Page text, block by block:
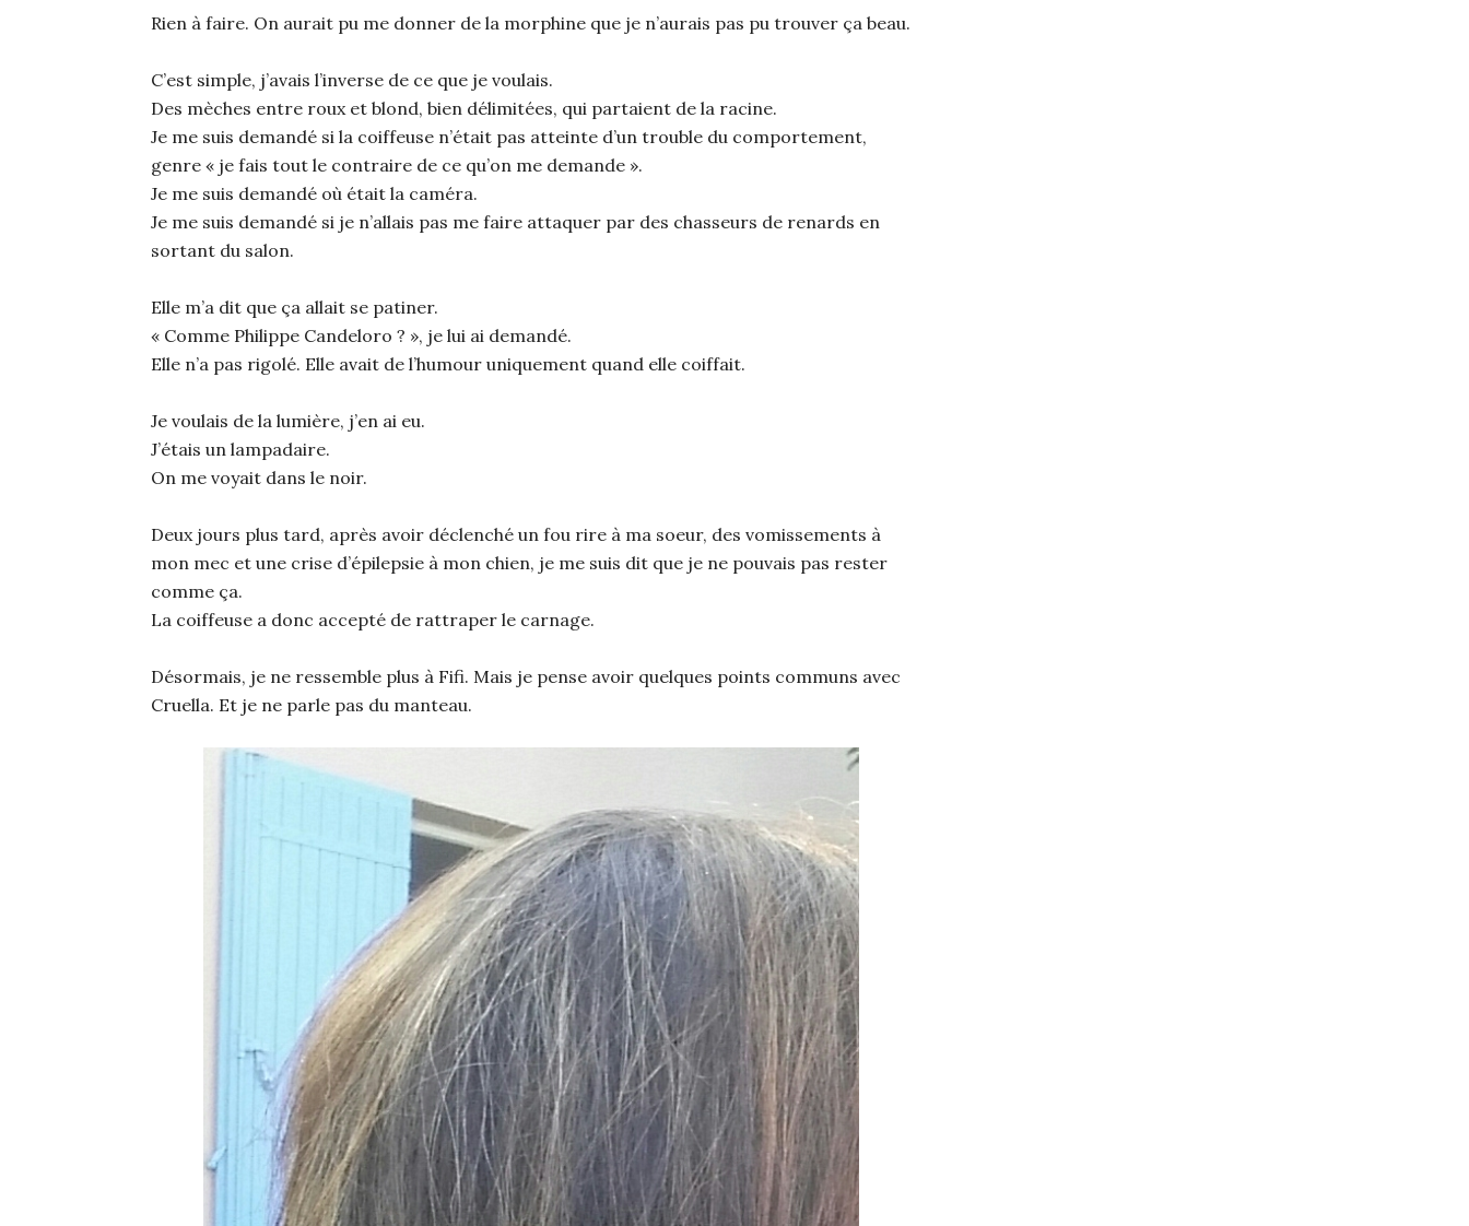
Rien à faire. On aurait pu me donner de la morphine que je n’aurais pas pu trouver ça beau.
C’est simple, j’avais l’inverse de ce que je voulais.
Des mèches entre roux et blond, bien délimitées, qui partaient de la racine.
Je me suis demandé si la coiffeuse n’était pas atteinte d’un trouble du comportement,
genre « je fais tout le contraire de ce qu’on me demande ».
Je me suis demandé où était la caméra.
Je me suis demandé si je n’allais pas me faire attaquer par des chasseurs de renards en
sortant du salon.
Elle m’a dit que ça allait se patiner.
« Comme Philippe Candeloro ? », je lui ai demandé.
Elle n’a pas rigolé. Elle avait de l’humour uniquement quand elle coiffait.
Je voulais de la lumière, j’en ai eu.
J’étais un lampadaire.
On me voyait dans le noir.
Deux jours plus tard, après avoir déclenché un fou rire à ma soeur, des vomissements à
mon mec et une crise d’épilepsie à mon chien, je me suis dit que je ne pouvais pas rester
comme ça.
La coiffeuse a donc accepté de rattraper le carnage.
Désormais, je ne ressemble plus à Fifi. Mais je pense avoir quelques points communs avec
Cruella. Et je ne parle pas du manteau.